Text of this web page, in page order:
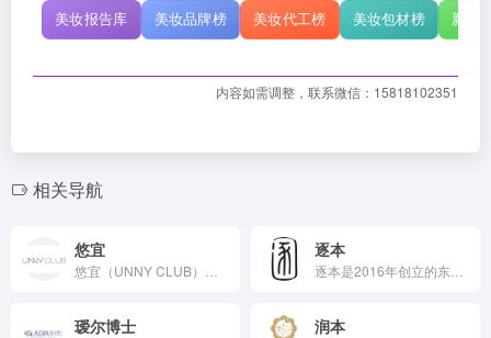
美妆报告库 美妆品牌榜 美妆代工榜 美妆包材榜 新原
内容如需调整，联系微信：15818102351
相关导航
悠宜 逐本
瑷尔博士 润本